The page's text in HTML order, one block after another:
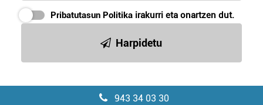
Pribatutasun Politika irakurri eta onartzen dut.
Harpidetu
943 34 03 30